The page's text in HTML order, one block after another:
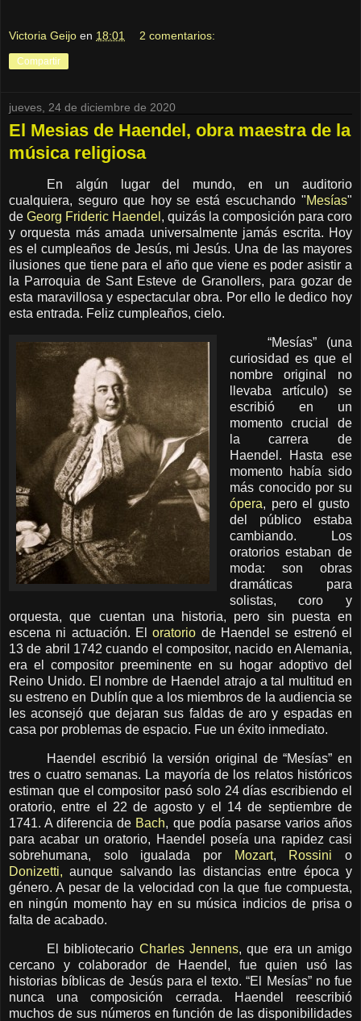
Victoria Geijo en 18:01 2 comentarios:
Compartir
jueves, 24 de diciembre de 2020
El Mesias de Haendel, obra maestra de la
música religiosa
En algún lugar del mundo, en un auditorio
cualquiera, seguro que hoy se está escuchando "Mesías"
de Georg Frideric Haendel , quizás la composición para coro
y orquesta más amada universalmente jamás escrita. Hoy
es el cumpleaños de Jesús, mi Jesús. Una de las mayores
ilusiones que tiene para el año que viene es poder asistir a
la Parroquia de Sant Esteve de Granollers, para gozar de
esta maravillosa y espectacular obra. Por ello le dedico hoy
esta entrada. Feliz cumpleaños, cielo.
“Mesías” (una
curiosidad es que el
nombre original no
llevaba artículo) se
escribió en un
momento crucial de
la carrera de
Haendel. Hasta ese
momento había sido
más conocido por su
ópera, pero el gusto
del público estaba
cambiando. Los
oratorios estaban de
moda: son obras
dramáticas para
solistas, coro y
orquesta, que cuentan una historia, pero sin puesta en
escena ni actuación. Eloratorio de Haendel se estrenó el
13 de abril 1742 cuando el compositor, nacido en Alemania,
era el compositor preeminente en su hogar adoptivo del
Reino Unido. El nombre de Haendel atrajo a tal multitud en
su estreno en Dublín que a los miembros de la audiencia se
les aconsejó que dejaran sus faldas de aro y espadas en
casa por problemas de espacio. Fue un éxito inmediato.
Haendel escribió la versión original de “Mesías” en
tres o cuatro semanas. La mayoría de los relatos históricos
estiman que el compositor pasó solo 24 días escribiendo el
oratorio, entre el 22 de agosto y el 14 de septiembre de
1741. A diferencia de Bach, que podía pasarse varios años
para acabar un oratorio, Haendel poseía una rapidez casi
sobrehumana, solo igualada por
Mozart, Rossini o
Donizetti, aunque salvando las distancias entre época y
género. A pesar de la velocidad con la que fue compuesta,
en ningún momento hay en su música indicios de prisa o
falta de acabado.
El bibliotecario Charles Jennens, que era un amigo
cercano y colaborador de Haendel, fue quien usó las
historias bíblicas de Jesús para el texto. “El Mesías” no fue
nunca una composición cerrada. Haendel reescribió
muchos de sus números en función de las disponibilidades